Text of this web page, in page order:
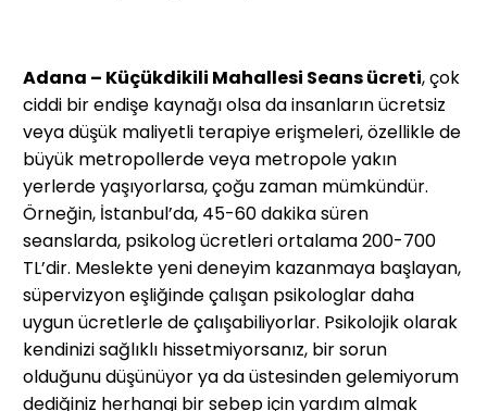
Adana – Küçükdikili Mahallesi Seans ücreti, çok
ciddi bir endişe kaynağı olsa da insanların ücretsiz
veya düşük maliyetli terapiye erişmeleri, özellikle de
büyük metropollerde veya metropole yakın
yerlerde yaşıyorlarsa, çoğu zaman mümkündür.
Örneğin, İstanbul’da, 45-60 dakika süren
seanslarda, psikolog ücretleri ortalama 200-700
TL’dir. Meslekte yeni deneyim kazanmaya başlayan,
süpervizyon eşliğinde çalışan psikologlar daha
uygun ücretlerle de çalışabiliyorlar. Psikolojik olarak
kendinizi sağlıklı hissetmiyorsanız, bir sorun
olduğunu düşünüyor ya da üstesinden gelemiyorum
dediğiniz herhangi bir sebep için yardım almak